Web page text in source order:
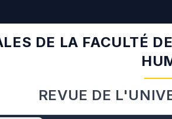
DE LA FACULTÉ
REVUE DE